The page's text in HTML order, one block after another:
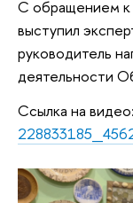
С обращением к
выступил
руководитель
деятельности
Ссылка на видео: